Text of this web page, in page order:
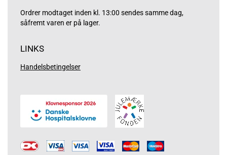
Ordrer modtaget inden kl. 13:00 sendes samme dag,
såfremt varen er på lager.
LINKS
Handelsbetingelser